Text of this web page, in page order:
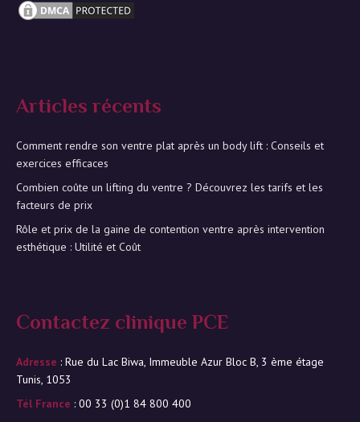
Articles récents
Comment rendre son ventre plat après un body lift : Conseils et
exercices efficaces
Combien coûte un lifting du ventre ? Découvrez les tarifs et les
facteurs de prix
Rôle et prix de la gaine de contention ventre après intervention
esthétique : Utilité et Coût
Contactez clinique PCE
Adresse : Rue du Lac Biwa, Immeuble Azur Bloc B, 3 ème étage
Tunis, 1053
Tél France : 00 33 (0)1 84 800 400